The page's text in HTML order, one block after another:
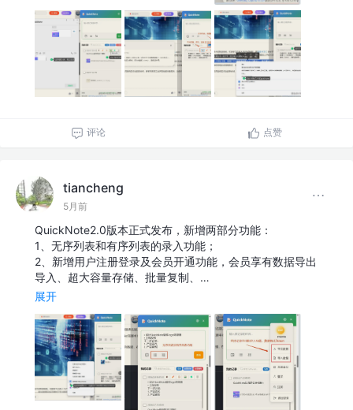
评论 点赞
tiancheng
5月前
QuickNote2.0版本正式发布，新增两部分功能：
1、无序列表和有序列表的录入功能；
2、新增用户注册登录及会员开通功能，会员享有数据导出
导入、超大容量存储、批量复制、…
展开